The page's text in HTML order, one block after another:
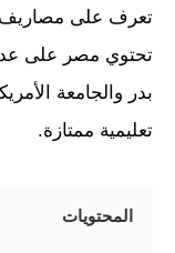
تحتوي مصر على
بدر والجامعة
تعليمية ممتازة.
المحتويات